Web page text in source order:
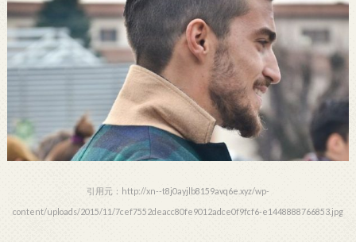
引用元：http://xn--t8j0ayjlb8159avq6e.xyz/wp-
content/uploads/2015/11/7cef7552deacc80fe9012adce0f9fcf6-e1448888766853.jpg